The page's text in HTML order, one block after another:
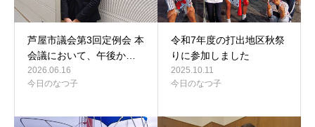
芦屋市議会第3回定例会 本
会議において、午後か…
2026.06.16
今日のなつ子
令和7年度の打出地区秋祭
りに参加しました
2025.10.11
今日のなつ子